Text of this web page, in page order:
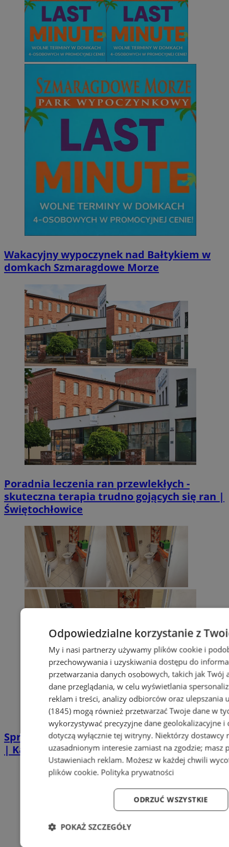
Wakacyjny wypoczynek nad Bałtykiem w
domkach Szmaragdowe Morze
Poradnia leczenia ran przewlekłych -
skuteczna terapia trudno gojących się ran |
Świętochłowice
Sprzątanie po zgonie w Piekarach Śląskich
| Kastelnik
Odpowiedzialne korzystanie z
My i nasi partnerzy używamy plików cookie i
przechowywania i uzyskiwania dostępu do
przetwarzania danych osobowych, takich jak
dane przeglądania, w celu wyświetlania
reklam i treści, analizy odbiorców oraz ulepszania
(1845)mogą również przetwarzać Twoje dane w
wykorzystywać precyzyjne dane geolokalizacyjne
dotyczą wyłącznie tej witryny. Niektórzy dostawcy
uzasadnionym interesie zamiast na zgodzie; masz
Ustawieniach reklam. Możesz w każdej chwili
plików cookie. Polityka prywatności
ODRZUĆ WSZYSTKIE
POKAŻ SZCZEGÓŁY